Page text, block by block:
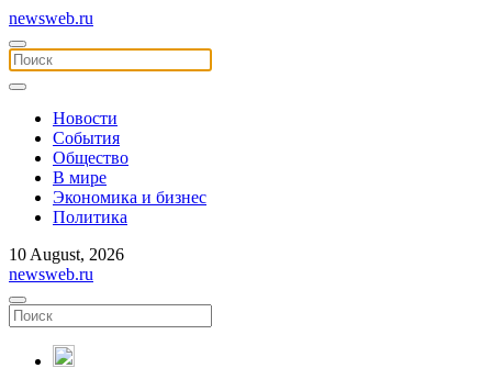
newsweb.ru
Новости
События
Общество
В мире
Экономика и бизнес
Политика
10 August, 2026
newsweb.ru